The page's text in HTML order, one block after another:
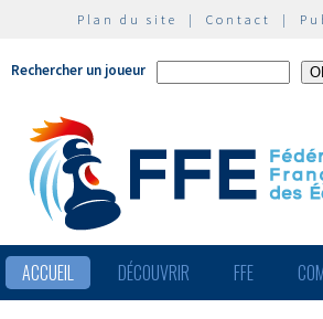
Plan du site | Contact |
Rechercher un joueur
ACCUEIL DÉCOUVRIR FFE